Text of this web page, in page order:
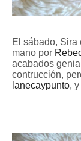
El sábado, Sira
mano por
acabados
contrucción,
lanecaypunto,